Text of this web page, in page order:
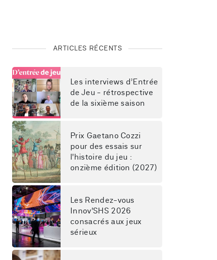
ARTICLES RÉCENTS
Les interviews d’Entrée
de Jeu - rétrospective
de la sixième saison
Prix Gaetano Cozzi
pour des essais sur
l'histoire du jeu :
onzième édition (2027)
Les Rendez-vous
Innov'SHS 2026
consacrés aux jeux
sérieux